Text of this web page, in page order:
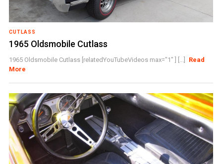
CUTLASS
1965 Oldsmobile Cutlass
1965 Oldsmobile Cutlass [relatedYouTubeVideos max="1" ] [...]
Read
More